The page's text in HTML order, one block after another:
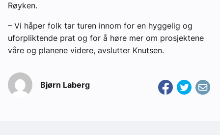
Røyken.
– Vi håper folk tar turen innom for en hyggelig og
uforpliktende prat og for å høre mer om prosjektene
våre og planene videre, avslutter Knutsen.
Bjørn Laberg